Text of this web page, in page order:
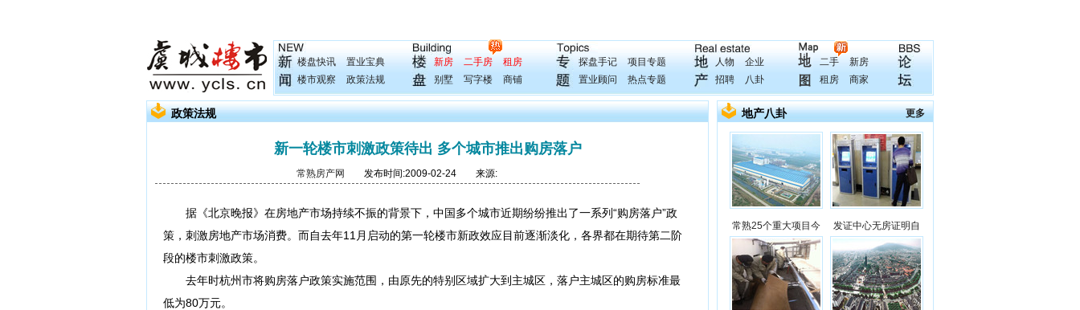
楼盘快讯
置业宝典
楼市观察
政策法规
新房 二手房
租房
别墅
写字楼 商铺
探盘手记
项目专题
置业顾问
热点专题
人物
企业
招聘
八卦
二手
新房
租房
商家
政策法规
新一轮楼市刺激政策待出 多个城市推出购房落户
常熟房产网 发布时间:2009-02-24 来源:
据《北京晚报》在房地产市场持续不振的背景下，中国多个城市近期纷纷推出了一系列“购房落户”政
策，刺激房地产市场消费。而自去年11月启动的第一轮楼市新政效应目前逐渐淡化，各界都在期待第二阶
段的楼市刺激政策。
去年时杭州市将购房落户政策实施范围，由原先的特别区域扩大到主城区，落户主城区的购房标准最
低为80万元。
地产八卦 更多
常熟25个重大项目今 发证中心无房证明自